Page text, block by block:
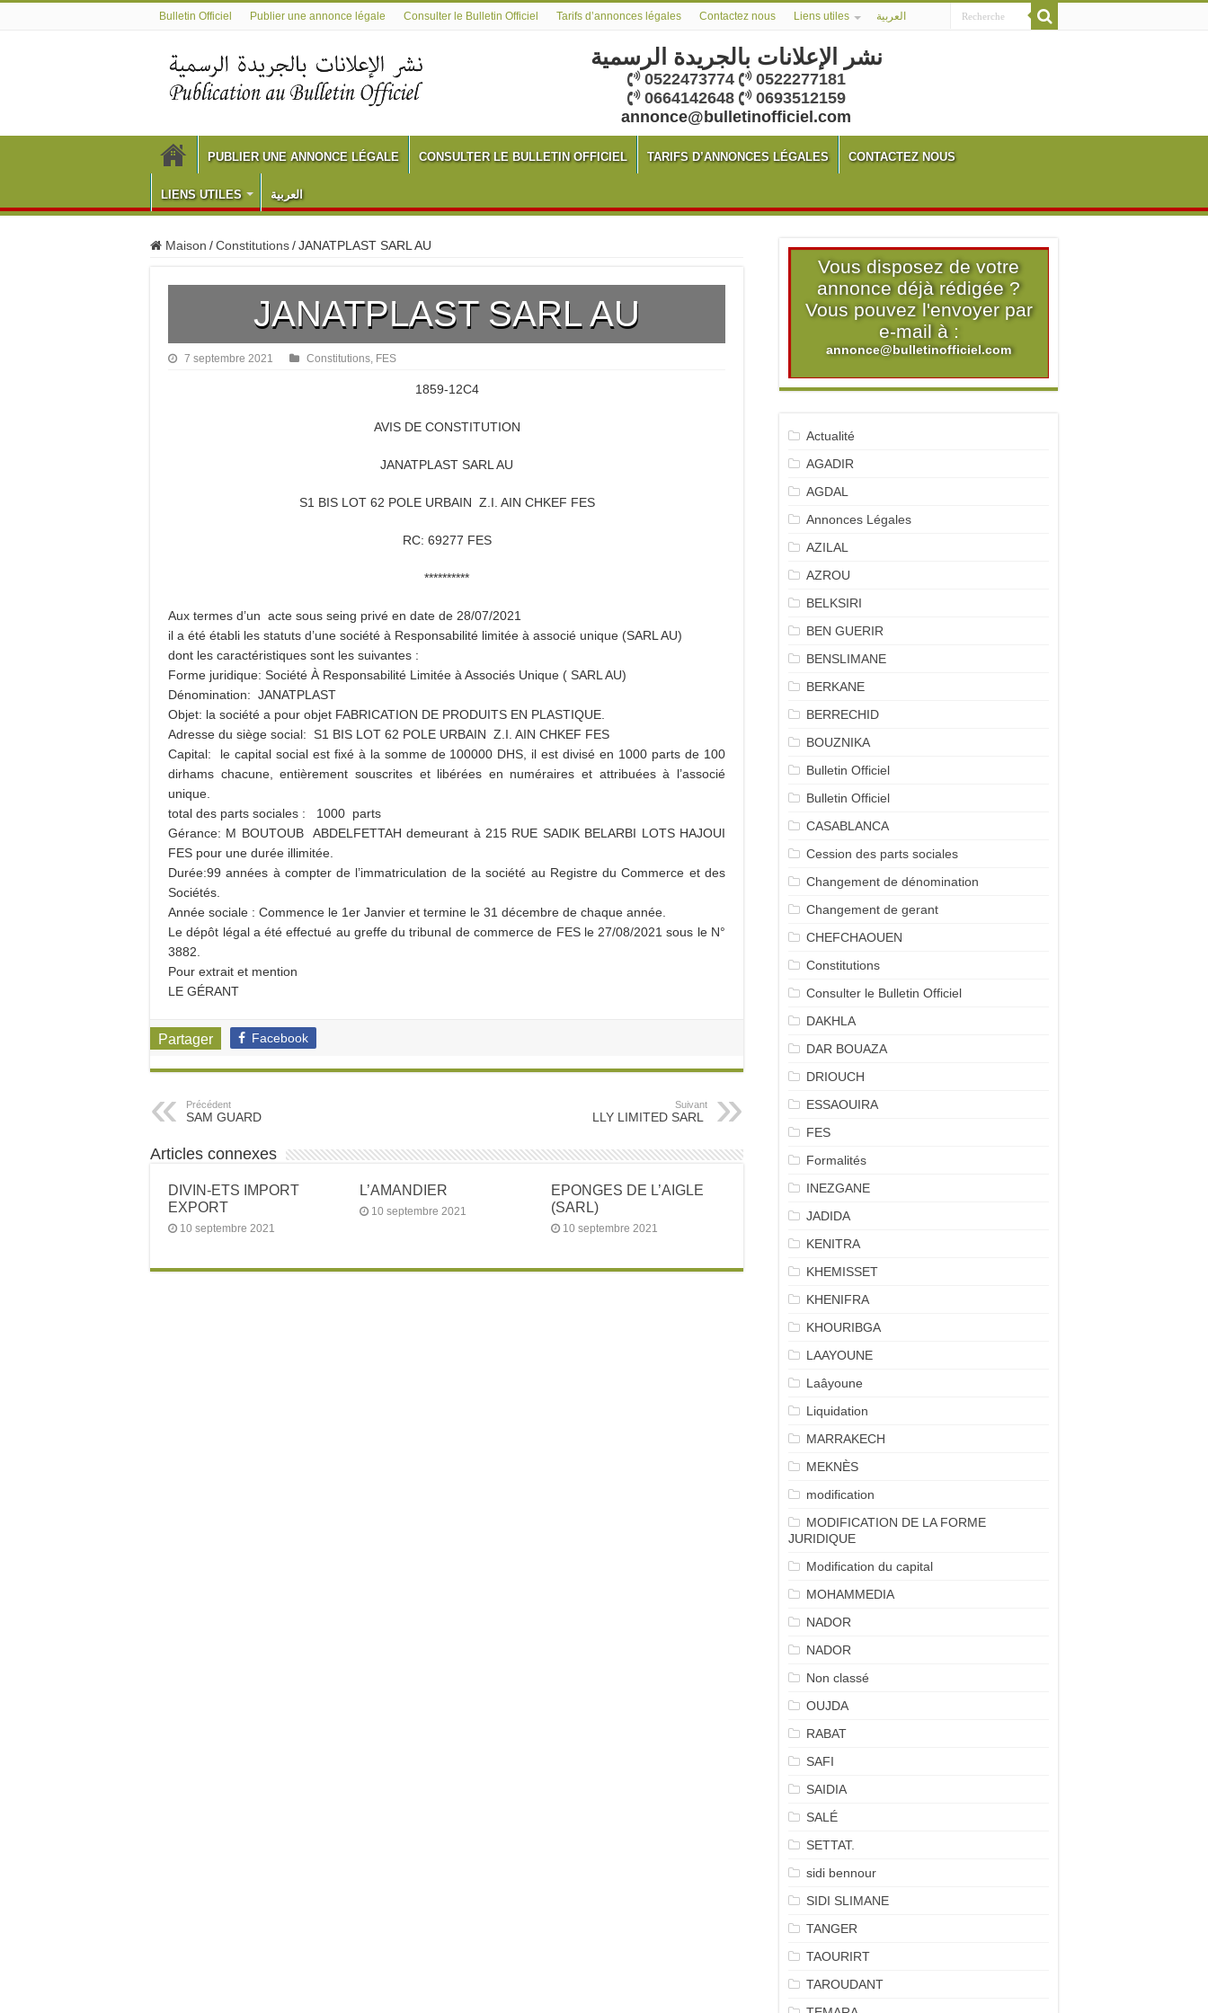
Bulletin Officiel Publier une annonce légale Consulter le Bulletin Officiel Tarifs d’annonces légales Contactez nous Liens utiles العربية
نشر الإعلانات بالجريدة الرسمية
0522473774
0522277181
0664142648
0693512159
annonce@bulletinofficiel.com
PUBLIER UNE ANNONCE LÉGALE CONSULTER LE BULLETIN OFFICIEL TARIFS D’ANNONCES LÉGALES CONTACTEZ NOUS
LIENS UTILES العربية
Maison /Constitutions/JANATPLAST SARL AU
JANATPLAST SARL AU
7 septembre 2021 Constitutions, FES
1859-12C4
AVIS DE CONSTITUTION
JANATPLAST SARL AU
S1 BIS LOT 62 POLE URBAIN Z.I. AIN CHKEF FES
RC: 69277 FES
**********
Aux termes d’un acte sous seing privé en date de 28/07/2021
il a été établi les statuts d’une société à Responsabilité limitée à associé unique (SARL AU)
dont les caractéristiques sont les suivantes :
Forme juridique: Société À Responsabilité Limitée à Associés Unique ( SARL AU)
Dénomination: JANATPLAST
Objet: la société a pour objet FABRICATION DE PRODUITS EN PLASTIQUE.
Adresse du siège social: S1 BIS LOT 62 POLE URBAIN Z.I. AIN CHKEF FES
Capital: le capital social est fixé à la somme de 100000 DHS, il est divisé en 1000 parts de 100
dirhams chacune, entièrement souscrites et libérées en numéraires et attribuées à l’associé
unique.
total des parts sociales : 1000 parts
Gérance: M BOUTOUB ABDELFETTAH demeurant à 215 RUE SADIK BELARBI LOTS HAJOUI
FES pour une durée illimitée.
Durée:99 années à compter de l’immatriculation de la société au Registre du Commerce et des
Sociétés.
Année sociale : Commence le 1er Janvier et termine le 31 décembre de chaque année.
Le dépôt légal a été effectué au greffe du tribunal de commerce de FES le 27/08/2021 sous le N°
3882.
Pour extrait et mention
LE GÉRANT
Partager Facebook
Précédent
SAM GUARD
Suivant
LLY LIMITED SARL
Articles connexes
DIVIN-ETS IMPORT
EXPORT
10 septembre 2021
L’AMANDIER
10 septembre 2021
EPONGES DE L’AIGLE
(SARL)
10 septembre 2021
Vous disposez de votre
annonce déjà rédigée ?
Vous pouvez l'envoyer par
e-mail à :
annonce@bulletinofficiel.com
Actualité
AGADIR
AGDAL
Annonces Légales
AZILAL
AZROU
BELKSIRI
BEN GUERIR
BENSLIMANE
BERKANE
BERRECHID
BOUZNIKA
Bulletin Officiel
Bulletin Officiel
CASABLANCA
Cession des parts sociales
Changement de dénomination
Changement de gerant
CHEFCHAOUEN
Constitutions
Consulter le Bulletin Officiel
DAKHLA
DAR BOUAZA
DRIOUCH
ESSAOUIRA
FES
Formalités
INEZGANE
JADIDA
KENITRA
KHEMISSET
KHENIFRA
KHOURIBGA
LAAYOUNE
Laâyoune
Liquidation
MARRAKECH
MEKNÈS
modification
MODIFICATION DE LA FORME
JURIDIQUE
Modification du capital
MOHAMMEDIA
NADOR
NADOR
Non classé
OUJDA
RABAT
SAFI
SAIDIA
SALÉ
SETTAT.
sidi bennour
SIDI SLIMANE
TANGER
TAOURIRT
TAROUDANT